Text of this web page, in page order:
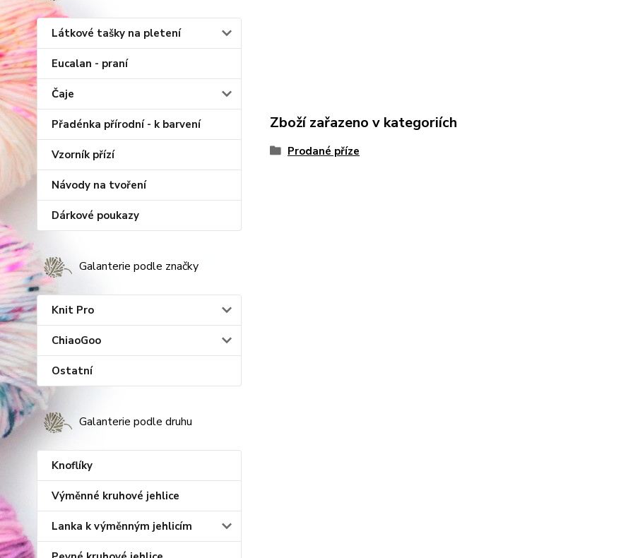
Látkové tašky na pletení
Eucalan - praní
Čaje
Přadénka přírodní - k barvení
Vzorník přízí
Návody na tvoření
Dárkové poukazy
Galanterie podle značky
Knit Pro
ChiaoGoo
Ostatní
Galanterie podle druhu
Knoflíky
Výměnné kruhové jehlice
Lanka k výměnným jehlicím
Zboží zařazeno v kategoriích
Prodané příze